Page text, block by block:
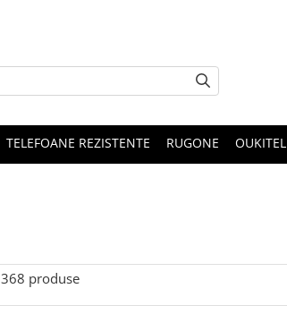
TELEFOANE REZISTENTE RUGONE OUKITEL
368 produse